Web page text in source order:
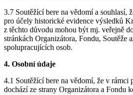
3.7 Soutěžící bere na vědomí a souhlasí,
pro účely historické evidence výsledků
z těchto důvodu mohou být mj. veřejně
stránkách Organizátora, Fondu, Soutěže
spolupracujících osob.
4. Osobní údaje
4.1 Soutěžící bere na vědomí, že v rámci
dochází ze strany Organizátora a Fondu